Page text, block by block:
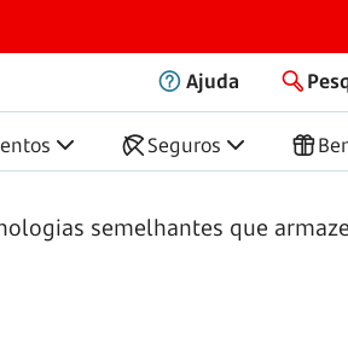
Ajuda
Seguros
semelhantes que